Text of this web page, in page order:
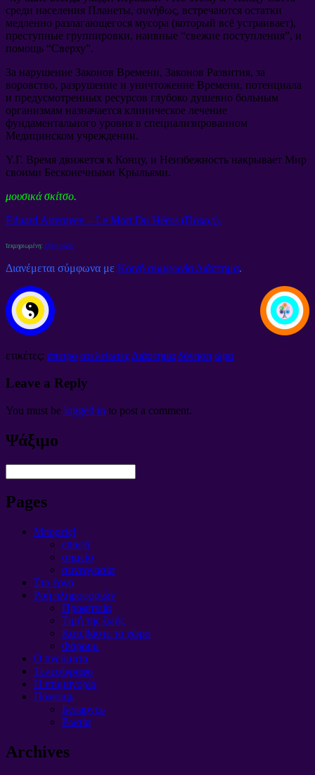
среди населения Планеты, συνήθως, встречаются остатки
медленно разлагающегося мусора (который всё устраивает),
преступные группировки, наивные “свежие поступления”, и
помощь “Сверху”.
За нарушение Законов Времени, Законов Развития, за
воровство, разрушение и уничтожение Времени, потенциала
и предусмотренных ресурсов глубоко душевно больным
организмам назначается клиническое лечение
фундаментального уровня в специализированном
Медицинском учреждении.
Υ.Γ. Время движется к Концу, и Неизбежность накрывает Мир
своими Бесконечными Крыльями.
μουσικά σκίτσο.
Eduard Artemyev – Le Mort Du Héros (Поход).
τεκμηριωμένη: λήψη χώρο
Διανέμεται σύμφωνα με Κοινή συμφωνία Διάστημα.
ετικέτες: άπειρο ατελείωτες Διάστημα δόνηση ώρα
Leave a Reply
You must be logged in to post a comment.
Ψάξιμο
Pages
Μπορείς!
επαφή
σημείο
συνεργασία
Στο έργο
Ροή πληροφοριών
Προφητεία
Τιμή της ζωής
Κατεβάστε το χώρο
Φόρουμ
O πνεύματα
Τελεσίγραφο
Η ετυμηγορία
Помощь
Беларусь
Ρωσία
Archives